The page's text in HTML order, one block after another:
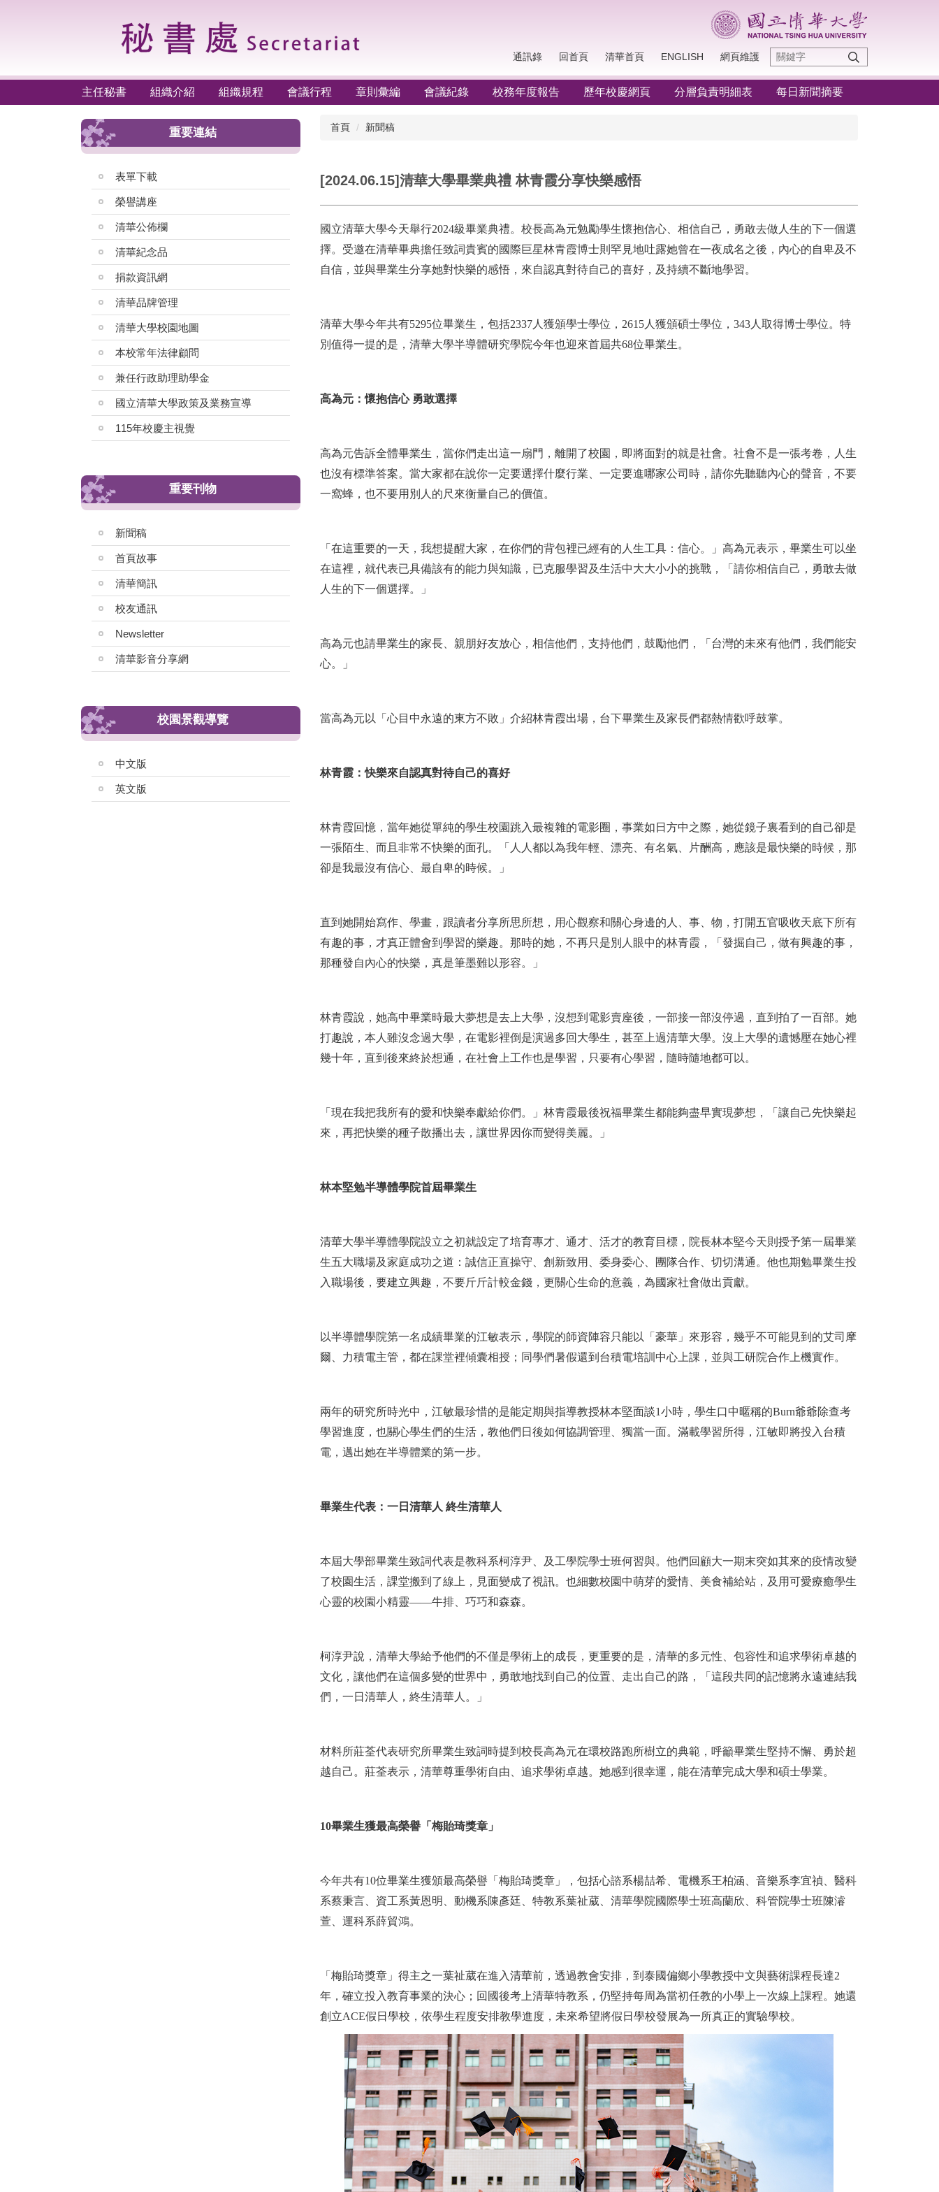
通訊錄 回首頁 清華首頁 ENGLISH 網頁維護
主任秘書 組織介紹 組織規程 會議行程 章則彙編 會議紀錄 校務年度報告 歷年校慶網頁 分層負責明細表 每日新聞摘要
重要連結
表單下載
榮譽講座
清華公佈欄
清華紀念品
捐款資訊網
清華品牌管理
清華大學校園地圖
本校常年法律顧問
兼任行政助理助學金
國立清華大學政策及業務宣導
115年校慶主視覺
重要刊物
新聞稿
首頁故事
清華簡訊
校友通訊
Newsletter
清華影音分享網
校園景觀導覽
中文版
英文版
首頁 新聞稿
[2024.06.15]清華大學畢業典禮 林青霞分享快樂感悟
國立清華大學今天舉行2024級畢業典禮。校長高為元勉勵學生懷抱信心、相信自己，勇敢去做人生的下一個選
擇。受邀在清華畢典擔任致詞貴賓的國際巨星林青霞博士則罕見地吐露她曾在一夜成名之後，內心的自卑及不
自信，並與畢業生分享她對快樂的感悟，來自認真對待自己的喜好，及持續不斷地學習。
清華大學今年共有5295位畢業生，包括2337人獲頒學士學位，2615人獲頒碩士學位，343人取得博士學位。特
別值得一提的是，清華大學半導體研究學院今年也迎來首屆共68位畢業生。
高為元：懷抱信心 勇敢選擇
高為元告訴全體畢業生，當你們走出這一扇門，離開了校園，即將面對的就是社會。社會不是一張考卷，人生
也沒有標準答案。當大家都在說你一定要選擇什麼行業、一定要進哪家公司時，請你先聽聽內心的聲音，不要
一窩蜂，也不要用別人的尺來衡量自己的價值。
「在這重要的一天，我想提醒大家，在你們的背包裡已經有的人生工具：信心。」高為元表示，畢業生可以坐
在這裡，就代表已具備該有的能力與知識，已克服學習及生活中大大小小的挑戰，「請你相信自己，勇敢去做
人生的下一個選擇。」
高為元也請畢業生的家長、親朋好友放心，相信他們，支持他們，鼓勵他們，「台灣的未來有他們，我們能安
心。」
當高為元以「心目中永遠的東方不敗」介紹林青霞出場，台下畢業生及家長們都熱情歡呼鼓掌。
林青霞：快樂來自認真對待自己的喜好
林青霞回憶，當年她從單純的學生校園跳入最複雜的電影圈，事業如日方中之際，她從鏡子裏看到的自己卻是
一張陌生、而且非常不快樂的面孔。「人人都以為我年輕、漂亮、有名氣、片酬高，應該是最快樂的時候，那
卻是我最沒有信心、最自卑的時候。」
直到她開始寫作、學畫，跟讀者分享所思所想，用心觀察和關心身邊的人、事、物，打開五官吸收天底下所有
有趣的事，才真正體會到學習的樂趣。那時的她，不再只是別人眼中的林青霞，「發掘自己，做有興趣的事，
那種發自內心的快樂，真是筆墨難以形容。」
林青霞說，她高中畢業時最大夢想是去上大學，沒想到電影賣座後，一部接一部沒停過，直到拍了一百部。她
打趣說，本人雖沒念過大學，在電影裡倒是演過多回大學生，甚至上過清華大學。沒上大學的遺憾壓在她心裡
幾十年，直到後來終於想通，在社會上工作也是學習，只要有心學習，隨時隨地都可以。
「現在我把我所有的愛和快樂奉獻給你們。」林青霞最後祝福畢業生都能夠盡早實現夢想，「讓自己先快樂起
來，再把快樂的種子散播出去，讓世界因你而變得美麗。」
林本堅勉半導體學院首屆畢業生
清華大學半導體學院設立之初就設定了培育專才、通才、活才的教育目標，院長林本堅今天則授予第一屆畢業
生五大職場及家庭成功之道：誠信正直操守、創新致用、委身委心、團隊合作、切切溝通。他也期勉畢業生投
入職場後，要建立興趣，不要斤斤計較金錢，更關心生命的意義，為國家社會做出貢獻。
以半導體學院第一名成績畢業的江敏表示，學院的師資陣容只能以「豪華」來形容，幾乎不可能見到的艾司摩
爾、力積電主管，都在課堂裡傾囊相授；同學們暑假還到台積電培訓中心上課，並與工研院合作上機實作。
兩年的研究所時光中，江敏最珍惜的是能定期與指導教授林本堅面談1小時，學生口中暱稱的Burn爺爺除查考
學習進度，也關心學生們的生活，教他們日後如何協調管理、獨當一面。滿載學習所得，江敏即將投入台積
電，邁出她在半導體業的第一步。
畢業生代表：一日清華人 終生清華人
本屆大學部畢業生致詞代表是教科系柯淳尹、及工學院學士班何習與。他們回顧大一期末突如其來的疫情改變
了校園生活，課堂搬到了線上，見面變成了視訊。也細數校園中萌芽的愛情、美食補給站，及用可愛療癒學生
心靈的校園小精靈——牛排、巧巧和森森。
柯淳尹說，清華大學給予他們的不僅是學術上的成長，更重要的是，清華的多元性、包容性和追求學術卓越的
文化，讓他們在這個多變的世界中，勇敢地找到自己的位置、走出自己的路，「這段共同的記憶將永遠連結我
們，一日清華人，終生清華人。」
材料所莊荃代表研究所畢業生致詞時提到校長高為元在環校路跑所樹立的典範，呼籲畢業生堅持不懈、勇於超
越自己。莊荃表示，清華尊重學術自由、追求學術卓越。她感到很幸運，能在清華完成大學和碩士學業。
10畢業生獲最高榮譽「梅貽琦獎章」
今年共有10位畢業生獲頒最高榮譽「梅貽琦獎章」，包括心諮系楊喆希、電機系王柏涵、音樂系李宜禎、醫科
系蔡秉言、資工系黃恩明、動機系陳彥廷、特教系葉祉葳、清華學院國際學士班高蘭欣、科管院學士班陳濬
萱、運科系薛貿鴻。
「梅貽琦獎章」得主之一葉祉葳在進入清華前，透過教會安排，到泰國偏鄉小學教授中文與藝術課程長達2
年，確立投入教育事業的決心；回國後考上清華特教系，仍堅持每周為當初任教的小學上一次線上課程。她還
創立ACE假日學校，依學生程度安排教學進度，未來希望將假日學校發展為一所真正的實驗學校。